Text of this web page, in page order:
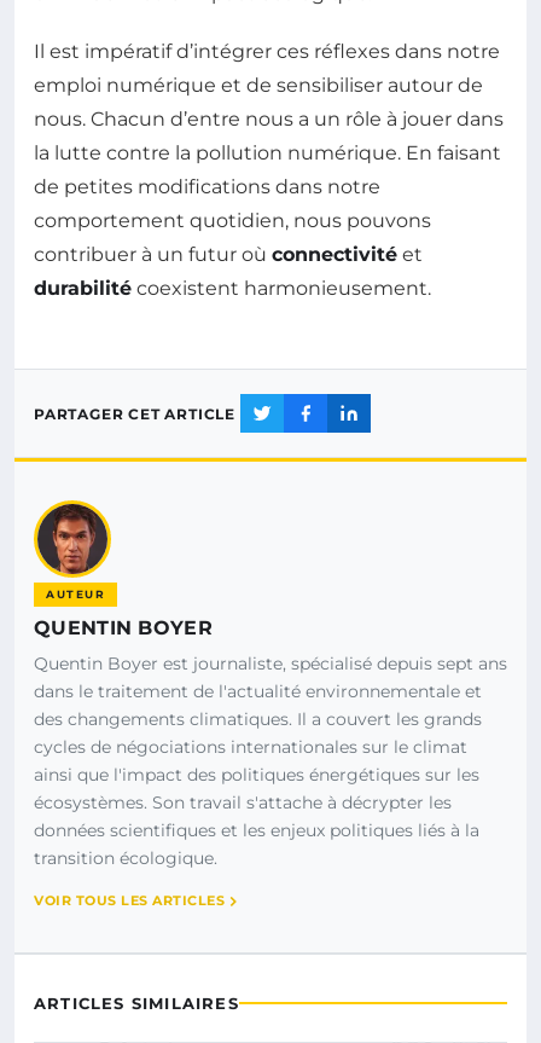
Il est impératif d’intégrer ces réflexes dans notre
emploi numérique et de sensibiliser autour de
nous. Chacun d’entre nous a un rôle à jouer dans
la lutte contre la pollution numérique. En faisant
de petites modifications dans notre
comportement quotidien, nous pouvons
contribuer à un futur où connectivité et
durabilité coexistent harmonieusement.
PARTAGER CET ARTICLE
AUTEUR
QUENTIN BOYER
Quentin Boyer est journaliste, spécialisé depuis sept ans
dans le traitement de l'actualité environnementale et
des changements climatiques. Il a couvert les grands
cycles de négociations internationales sur le climat
ainsi que l'impact des politiques énergétiques sur les
écosystèmes. Son travail s'attache à décrypter les
données scientifiques et les enjeux politiques liés à la
transition écologique.
VOIR TOUS LES ARTICLES
ARTICLES SIMILAIRES